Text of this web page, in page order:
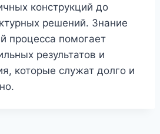
конструкций до
решений. Знание
процесса помогает
результатов и
которые служат долго и